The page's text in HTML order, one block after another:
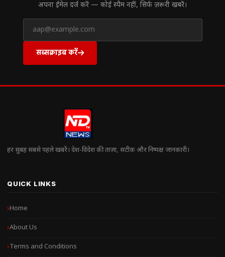
अपना ईमेल दर्ज करें — कोई स्पैम नहीं, सिर्फ ज़रूरी खबरें।
सब्सक्राइब करें
हर सुबह सबसे पहले खबरें। देश-विदेश की ताज़ा, सटीक और निष्पक्ष जानकारी।
QUICK LINKS
Home
About Us
Terms and Conditions